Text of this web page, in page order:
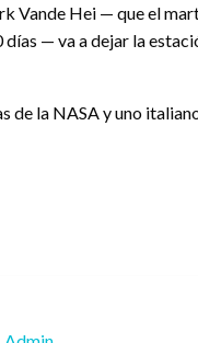
Vande Hei — que el
— va a dejar la
de la NASA y uno